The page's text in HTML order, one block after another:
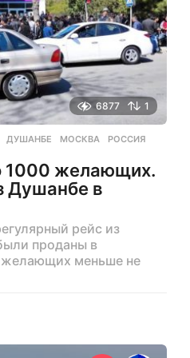
6877 1
,ДУШАНБЕ ,МОСКВА ,РОССИЯ
1000 желающих.
Душанбе в
рейс из
проданы в
желающих меньше не